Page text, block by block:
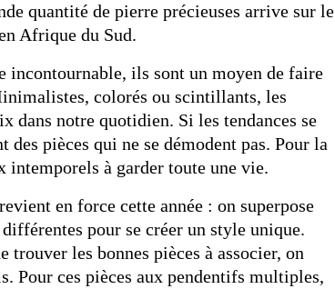
quantité de pierre précieuses arrive sur le
Afrique du Sud.
incontournable, ils sont un moyen de faire
colorés ou scintillants, les
dans notre quotidien. Si les tendances se
pièces qui ne se démodent pas. Pour la
intemporels à garder toute une vie.
en force cette année : on superpose
pour se créer un style unique.
trouver les bonnes pièces à associer, on
Pour ces pièces aux pendentifs multiples,